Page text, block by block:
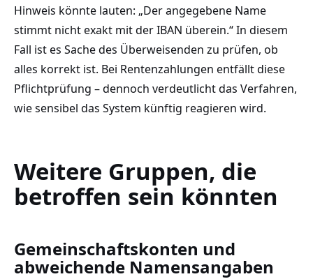
Hinweis könnte lauten: „Der angegebene Name
stimmt nicht exakt mit der IBAN überein.“ In diesem
Fall ist es Sache des Überweisenden zu prüfen, ob
alles korrekt ist. Bei Rentenzahlungen entfällt diese
Pflichtprüfung – dennoch verdeutlicht das Verfahren,
wie sensibel das System künftig reagieren wird.
Weitere Gruppen, die
betroffen sein könnten
Gemeinschaftskonten und
abweichende Namensangaben